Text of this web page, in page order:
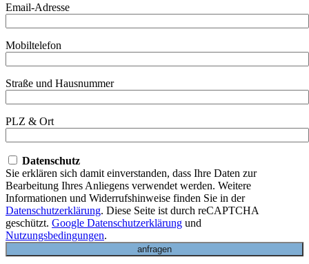
Email-Adresse
Mobiltelefon
Straße und Hausnummer
PLZ & Ort
Datenschutz
Sie erklären sich damit einverstanden, dass Ihre Daten zur
Bearbeitung Ihres Anliegens verwendet werden. Weitere
Informationen und Widerrufshinweise finden Sie in der
Datenschutzerklärung. Diese Seite ist durch reCAPTCHA
geschützt. Google Datenschutzerklärung und
Nutzungsbedingungen.